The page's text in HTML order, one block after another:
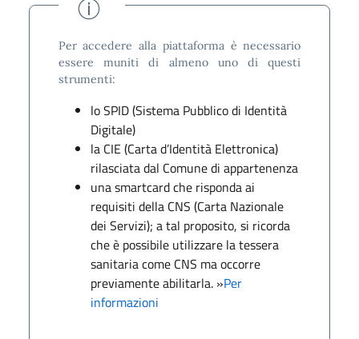
Per accedere alla piattaforma è necessario
essere muniti di almeno uno di questi
strumenti:
lo SPID (Sistema Pubblico di Identità
Digitale)
la CIE (Carta d’Identità Elettronica)
rilasciata dal Comune di appartenenza
una smartcard che risponda ai
requisiti della CNS (Carta Nazionale
dei Servizi); a tal proposito, si ricorda
che è possibile utilizzare la tessera
sanitaria come CNS ma occorre
previamente abilitarla. »Per
informazioni